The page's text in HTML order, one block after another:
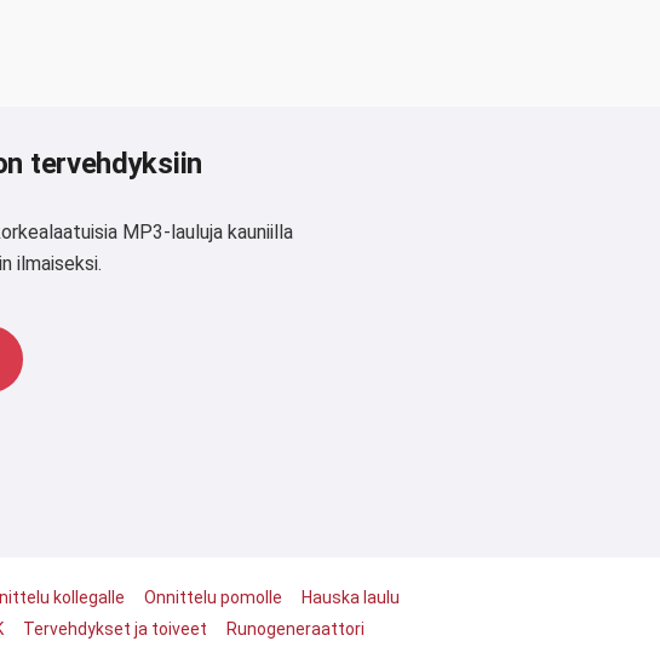
tervehdyksiin
MP3-lauluja kauniilla
ilmaiseksi.
kollegalle Onnittelu pomolle
Hauska laulu
Tervehdykset ja toiveet Runogeneraattori